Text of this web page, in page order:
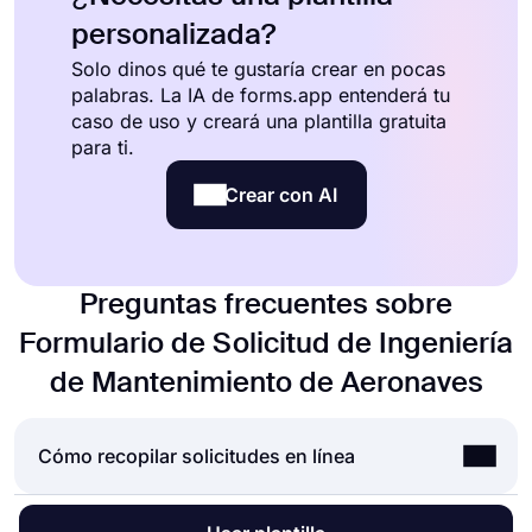
personalizada?
Solo dinos qué te gustaría crear en pocas
palabras. La IA de forms.app entenderá tu
caso de uso y creará una plantilla gratuita
para ti.
Crear con AI
Preguntas frecuentes sobre
Formulario de Solicitud de Ingeniería
de Mantenimiento de Aeronaves
Cómo recopilar solicitudes en línea